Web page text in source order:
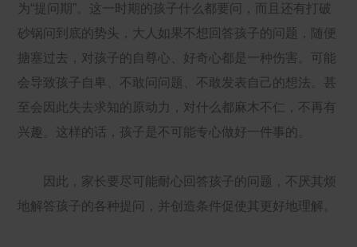
为“提问期”。这一时期的孩子什么都要问，而且还有打破
砂锅问到底的势头，大人如果不想回答孩子的问题，随便
搪塞过去，对孩子的自尊心、好奇心都是一种伤害。可能
会导致孩子自卑、不敢问问题、不敢发表自己的想法。甚
至会因此失去求知的原动力，对什么都麻木不仁，不再有
兴趣。这样的话，孩子是不可能专心做好一件事的。
因此，家长要尽可能耐心回答孩子的问题，不厌其烦
地解答孩子的各种提问，并创造条件促使其更好地理解。